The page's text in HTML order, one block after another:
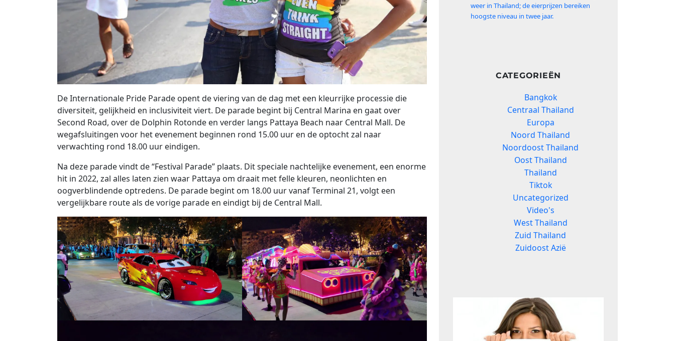
De Internationale Pride Parade opent de viering van de dag met een kleurrijke processie die
diversiteit, gelijkheid en inclusiviteit viert. De parade begint bij Central Marina en gaat over
Second Road, over de Dolphin Rotonde en verder langs Pattaya Beach naar Central Mall. De
wegafsluitingen voor het evenement beginnen rond 15.00 uur en de optocht zal naar
verwachting rond 18.00 uur eindigen.
Na deze parade vindt de “Festival Parade” plaats. Dit speciale nachtelijke evenement, een enorme
hit in 2022, zal alles laten zien waar Pattaya om draait met felle kleuren, neonlichten en
oogverblindende optredens. De parade begint om 18.00 uur vanaf Terminal 21, volgt een
vergelijkbare route als de vorige parade en eindigt bij de Central Mall.
weer in Thailand; de eierprijzen bereiken
hoogste niveau in twee jaar.
CATEGORIEËN
Bangkok
Centraal Thailand
Europa
Noord Thailand
Noordoost Thailand
Oost Thailand
Thailand
Tiktok
Uncategorized
Video's
West Thailand
Zuid Thailand
Zuidoost Azië